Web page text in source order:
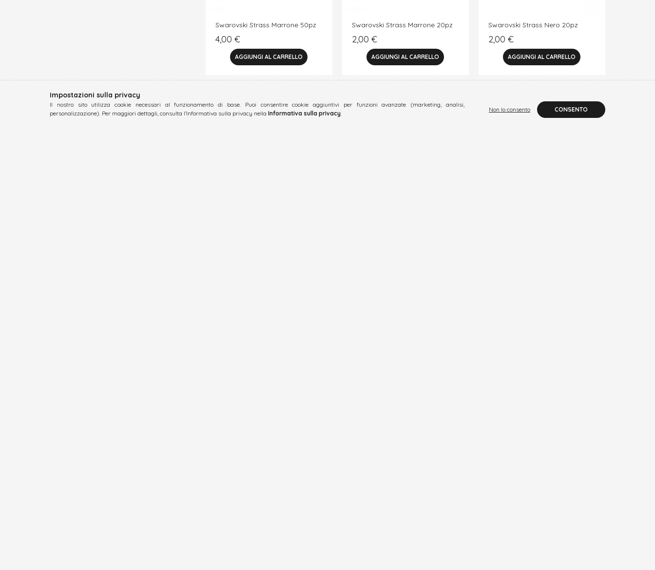
Swarovski Strass Marrone 50pz
4,00 €
Swarovski Strass Marrone 20pz
2,00 €
Swarovski Strass Nero 20pz
2,00 €
Impostazioni sulla privacy
Il nostro sito utilizza cookie necessari al funzionamento di base. Puoi consentire cookie aggiuntivi per funzioni avanzate (marketing, analisi,
personalizzazione). Per maggiori dettagli, consulta l’Informativa sulla privacy nella Informativa sulla privacy.
Non lo consento CONSENTO